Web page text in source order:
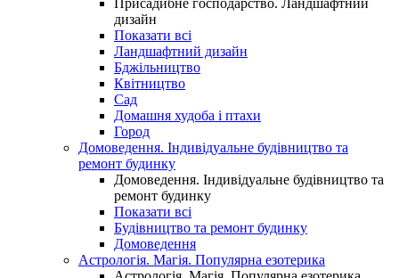
Присадибне господарство. Ландшафтний
дизайн
Показати всі
Ландшафтний дизайн
Бджільництво
Квітництво
Сад
Домашня худоба і птахи
Город
Домоведення. Індивідуальне будівництво та
ремонт будинку
Домоведення. Індивідуальне будівництво та
ремонт будинку
Показати всі
Будівництво та ремонт будинку
Домоведення
Астрологія. Магія. Популярна езотерика